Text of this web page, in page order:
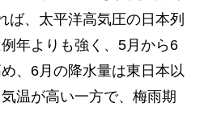
ば、太平洋高気圧の日本列
年よりも強く、5月から6
、6月の降水量は東日本以
温が高い一方で、梅雨期